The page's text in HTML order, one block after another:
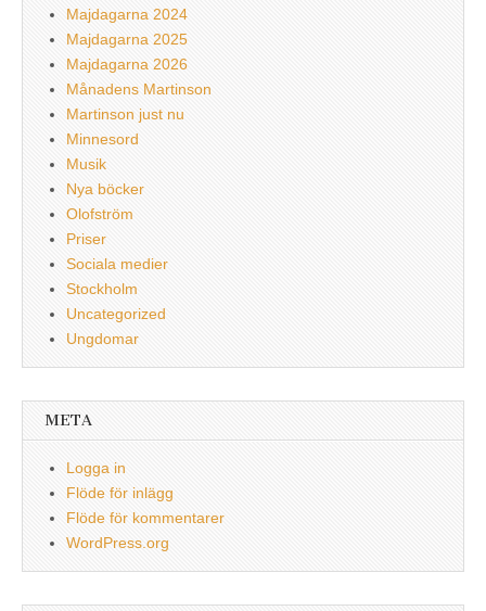
Majdagarna 2024
Majdagarna 2025
Majdagarna 2026
Månadens Martinson
Martinson just nu
Minnesord
Musik
Nya böcker
Olofström
Priser
Sociala medier
Stockholm
Uncategorized
Ungdomar
META
Logga in
Flöde för inlägg
Flöde för kommentarer
WordPress.org